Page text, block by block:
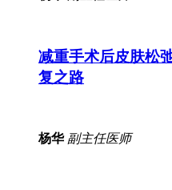
减重手术后皮肤松
复之路
杨华 副主任医师